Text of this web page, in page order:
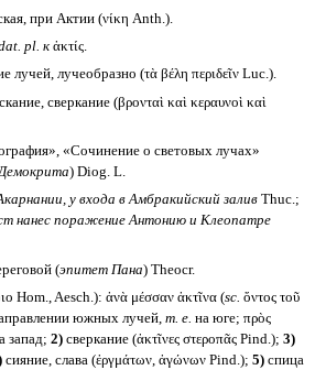
при Актии (νίκη Anth.).
pl. кἀκτίς.
лучей, лучеобразно (τὰ βέλη περιδεῖν Luc.).
сверкание (βρονταὶ καὶ κεραυνοὶ καὶ
«Сочинение о световых лучах»
) Diog. L.
у входа в Амбракийский заливThuc.;
нанес поражение Антонию и Клеопатре
(эпитет Пана) Theocr.
Hom., Aesch.): ἀνὰ μέσσαν ἀκτῖνα (sc. ὄντος τοῦ
южных лучей, т. е. на юге; πρὸς
запад; 2)сверкание (ἀκτῖνες στεροπᾶς Pind.); 3)
сияние, слава (ἐργμάτων, ἀγώνων Pind.); 5)спица